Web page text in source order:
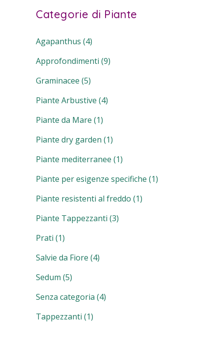
Categorie di Piante
Agapanthus (4)
Approfondimenti (9)
Graminacee (5)
Piante Arbustive (4)
Piante da Mare (1)
Piante dry garden (1)
Piante mediterranee (1)
Piante per esigenze specifiche (1)
Piante resistenti al freddo (1)
Piante Tappezzanti (3)
Prati (1)
Salvie da Fiore (4)
Sedum (5)
Senza categoria (4)
Tappezzanti (1)